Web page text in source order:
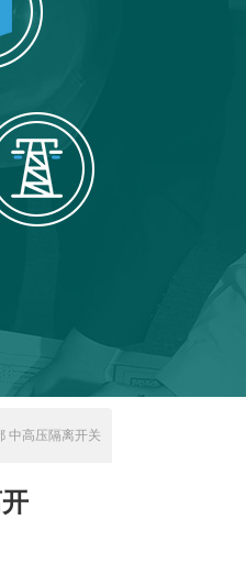
中高压隔离开关